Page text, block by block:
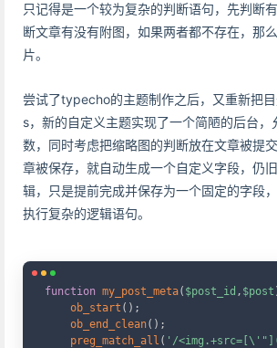
只记得是一个较为复杂的判断语句，先判断
断文章有没有附图，如果两者都不存在，那
片。
尝试了typecho的主题制作之后，又重新把
s，新的自定义主题实现了一个简陋的后台，
数，同时考虑把缩略图的判断放在文章被提
章被保存，就自动生成一个自定义字段，仍
辑，只是提前完成并保存为一个固定的字段
执行复杂的逻辑语句。
function my_post_meta( $post_id , $post
ob_start ( ) ;
ob_end_clean( ) ;
preg_match_all ( '/